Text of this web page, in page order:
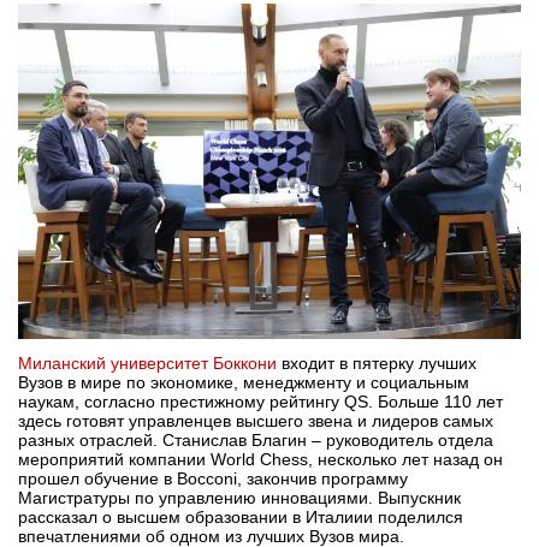
Бординговые школы
Другие направления
Миланский университет Боккони входит в пятерку лучших
Вузов в мире по экономике, менеджменту и социальным
наукам, согласно престижному рейтингу QS. Больше 110 лет
здесь готовят управленцев высшего звена и лидеров самых
разных отраслей. Станислав Благин – руководитель отдела
мероприятий компании World Chess, несколько лет назад он
прошел обучение в Bocconi, закончив программу
Магистратуры по управлению инновациями. Выпускник
рассказал о высшем образовании в Италиии поделился
впечатлениями об одном из лучших Вузов мира.